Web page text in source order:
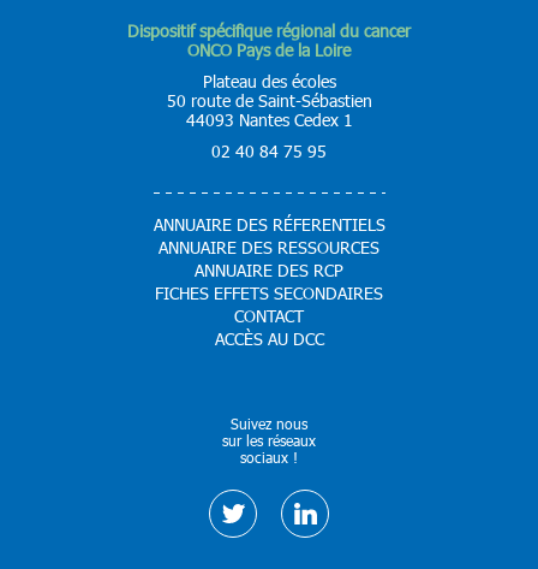
Dispositif spécifique régional du cancer
ONCO Pays de la Loire
Plateau des écoles
50 route de Saint-Sébastien
44093 Nantes Cedex 1
02 40 84 75 95
ANNUAIRE DES RÉFERENTIELS
ANNUAIRE DES RESSOURCES
ANNUAIRE DES RCP
FICHES EFFETS SECONDAIRES
CONTACT
ACCÈS AU DCC
Suivez nous
sur les réseaux
sociaux !